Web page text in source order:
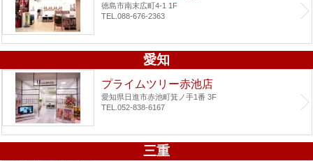
徳島市南末広町4-1 1F
TEL.088-676-2363
愛知
プライムツリー赤池店
愛知県日進市赤池町箕ノ手1番 3F
TEL.052-838-6167
三重